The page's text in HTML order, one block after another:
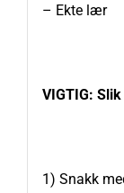
– Ekte lær
VIGTIG:
1) Snakk